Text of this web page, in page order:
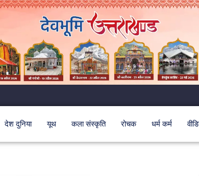
देश दुनिया यूथ कला संस्कृति रोचक धर्म कर्म